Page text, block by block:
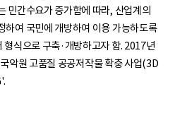
민간수요가 증가함에 따라, 산업계의
하여 국민에 개방하여 이용 가능하도록
식으로 구축·개방하고자 함. 2017년
악원 고품질 공공저작물 확충 사업(3D